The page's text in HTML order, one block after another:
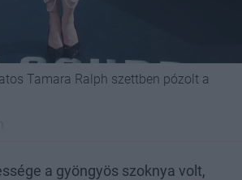
Tamara Ralph szettben pózolt a
a gyöngyös szoknya volt,